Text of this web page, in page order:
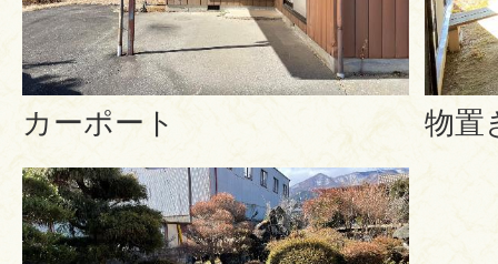
カーポート 物置